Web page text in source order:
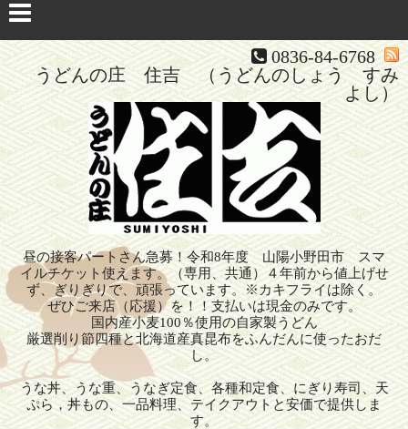
0836-84-6768
うどんの庄 住吉 （うどんのしょう すみ
よし）
昼の接客パートさん急募！令和8年度 山陽小野田市 スマ
イルチケット使えます。（専用、共通）４年前から値上げせ
ず、ぎりぎりで、頑張っています。※カキフライは除く。
ぜひご来店（応援）を！！支払いは現金のみです。
国内産小麦100％使用の自家製うどん
厳選削り節四種と北海道産真昆布をふんだんに使ったおだ
し。
うな丼、うな重、うなぎ定食、各種和定食、にぎり寿司、天
ぷら，丼もの、一品料理、テイクアウトと安価で提供しま
す。